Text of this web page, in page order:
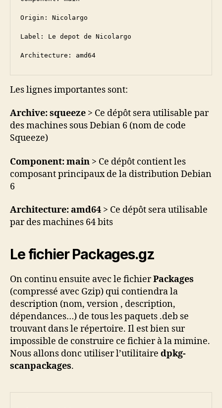
Origin: Nicolargo
Label: Le depot de Nicolargo
Architecture: amd64
Les lignes importantes sont:
Archive: squeeze > Ce dépôt sera utilisable par
des machines sous Debian 6 (nom de code
Squeeze)
Component: main > Ce dépôt contient les
composant principaux de la distribution Debian
6
Architecture: amd64 > Ce dépôt sera utilisable
par des machines 64 bits
Le fichier Packages.gz
On continu ensuite avec le fichierPackages
(compressé avec Gzip) qui contiendra la
description (nom, version , description,
dépendances…) de tous les paquets .deb se
trouvant dans le répertoire. Il est bien sur
impossible de construire ce fichier à la mimine.
Nous allons donc utiliser l’utilitaire dpkg-
scanpackages.